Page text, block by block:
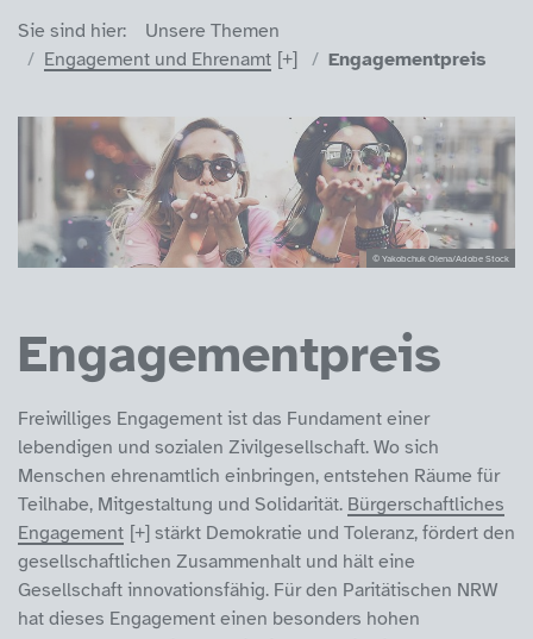
Sie sind hier (Breadcrumb)
Sie sind hier:
Unsere Themen
Engagement und Ehrenamt
Engagementpreis
© Yakobchuk Olena/Adobe Stock
Engagementpreis
Freiwilliges Engagement ist das Fundament einer
lebendigen und sozialen Zivilgesellschaft. Wo sich
Menschen ehrenamtlich einbringen, entstehen Räume für
Teilhabe, Mitgestaltung und Solidarität. Bürgerschaftliches
Engagement
stärkt Demokratie und Toleranz, fördert den
gesellschaftlichen Zusammenhalt und hält eine
Gesellschaft innovationsfähig. Für den Paritätischen NRW
hat dieses Engagement einen besonders hohen